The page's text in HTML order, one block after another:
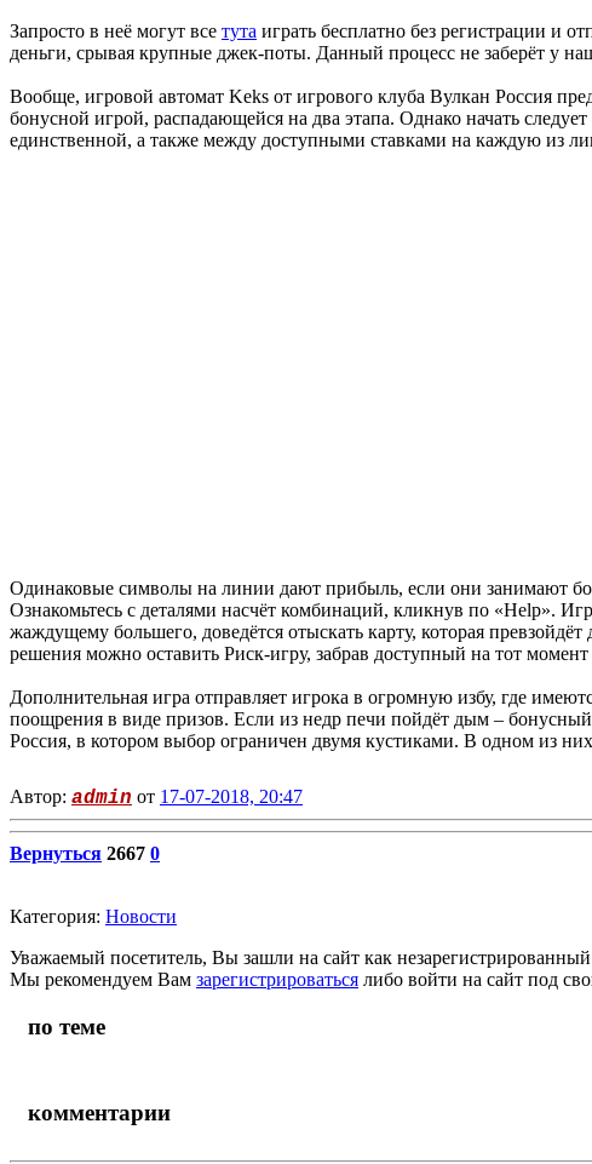
Запросто в неё могут все тута играть бесплатно без регистрации и
деньги, срывая крупные джек-поты. Данный процесс не заберёт у
Вообще, игровой автомат Keks от игрового клуба Вулкан Россия
бонусной игрой, распадающейся на два этапа. Однако начать
единственной, а также между доступными ставками на каждую из
Одинаковые символы на линии дают прибыль, если они занимают
Ознакомьтесь с деталями насчёт комбинаций, кликнув по «Help».
жаждущему большего, доведётся отыскать карту, которая
решения можно оставить Риск-игру, забрав доступный на тот момент
Дополнительная игра отправляет игрока в огромную избу, где
поощрения в виде призов. Если из недр печи пойдёт дым – бонусный
Россия, в котором выбор ограничен двумя кустиками. В одном из
Автор: admin от 17-07-2018, 20:47
Вернуться 2667 0
Категория: Новости
Уважаемый посетитель, Вы зашли на сайт как незарегистрированный
Мы рекомендуем Вам зарегистрироваться либо войти на сайт под
по теме
комментарии